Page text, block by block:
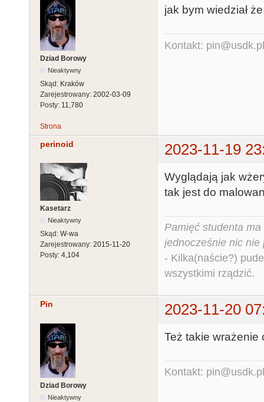
Dziad Borowy
Nieaktywny
Skąd: Kraków
Zarejestrowany: 2002-03-09
Posty: 11,780
jak bym wiedział
Kontakt: pin@usdk.pl
Strona
perinoid 2023-11-19
Kasetarz
Nieaktywny
Skąd: W-wa
Zarejestrowany: 2015-11-20
Posty: 4,104
Wyglądają jak
tak jest do
Pamięć studenta
jednocześnie nic nie
- Kilka(naście?)
wszystkimi rządzić.
Pin 2023-11-20
Dziad Borowy
Nieaktywny
Też takie wrażenie
Kontakt: pin@usdk.pl